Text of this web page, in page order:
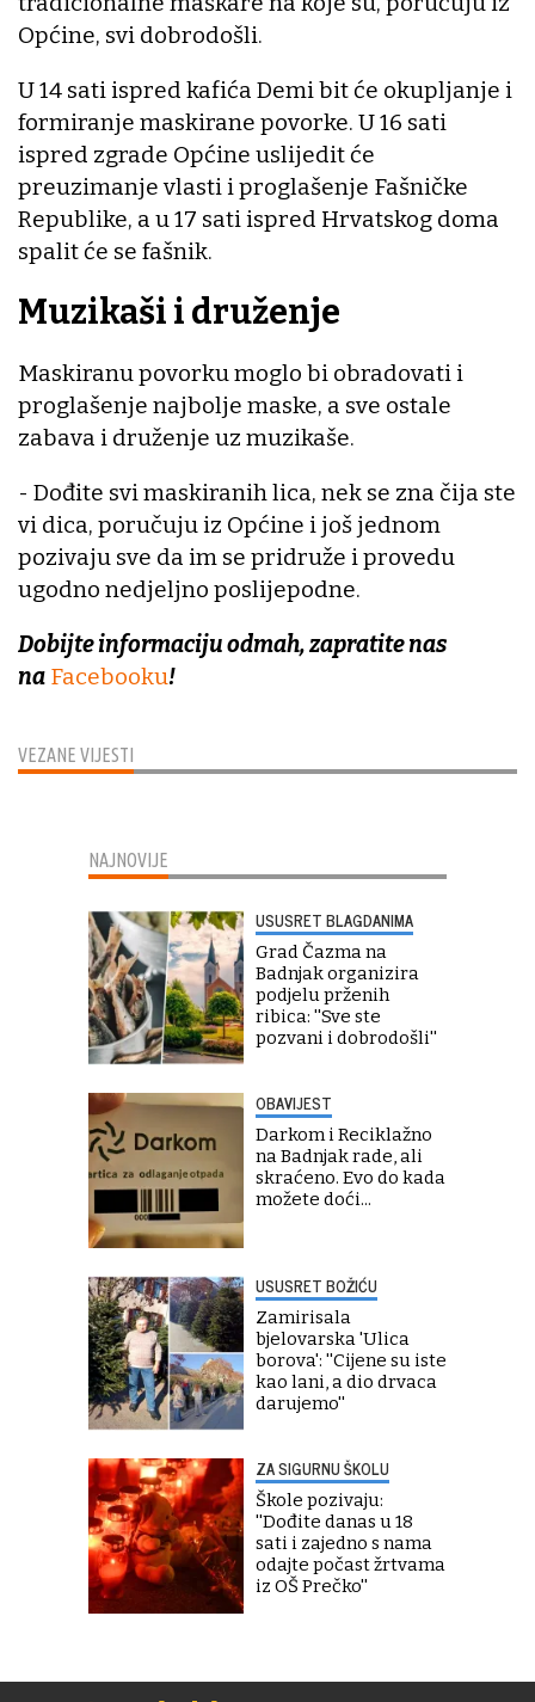
VEZANE VIJESTI
Općine, svi dobrodošli.
U 14 sati ispred kafića Demi bit će okupljanje i
formiranje maskirane povorke. U 16 sati
ispred zgrade Općine uslijedit će
preuzimanje vlasti i proglašenje Fašničke
Republike, a u 17 sati ispred Hrvatskog doma
spalit će se fašnik.
Muzikaši i druženje
Maskiranu povorku moglo bi obradovati i
proglašenje najbolje maske, a sve ostale
zabava i druženje uz muzikaše.
- Dođite svi maskiranih lica, nek se zna čija ste
vi dica, poručuju iz Općine i još jednom
pozivaju sve da im se pridruže i provedu
ugodno nedjeljno poslijepodne.
Dobijte informaciju odmah, zapratite nas
na Facebooku!
NAJNOVIJE
USUSRET BLAGDANIMA
Grad Čazma na
Badnjak organizira
podjelu prženih
ribica: ''Sve ste
pozvani i dobrodošli''
OBAVIJEST
Darkom i Reciklažno
na Badnjak rade, ali
skraćeno. Evo do kada
možete doći...
USUSRET BOŽIĆU
Zamirisala
bjelovarska 'Ulica
borova': ''Cijene su iste
kao lani, a dio drvaca
darujemo''
ZA SIGURNU ŠKOLU
Škole pozivaju:
''Dođite danas u 18
sati i zajedno s nama
odajte počast žrtvama
iz OŠ Prečko''